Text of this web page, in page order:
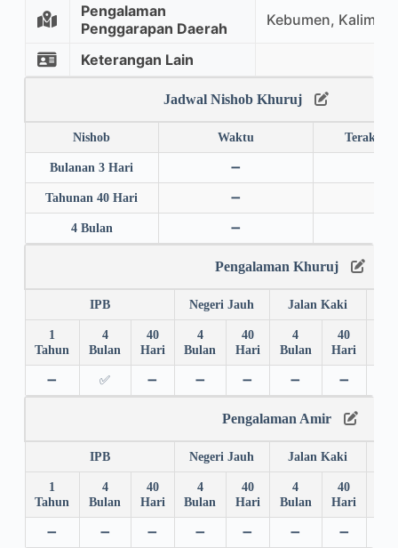
Pengalaman
Penggarapan Daerah
Kebumen,
Keterangan Lain
Jadwal Nishob Khuruj
Nishob Waktu Terakhir
Bulanan 3 Hari ➖
Tahunan 40 Hari ➖
4 Bulan ➖
Pengalaman Khuruj
IPB Negeri Jauh Jalan Kaki
1
Tahun
4
Bulan
40
Hari
4
Bulan
40
Hari
4
Bulan
40
Hari
➖ ✅ ➖ ➖ ➖ ➖ ➖
Pengalaman Amir
IPB Negeri Jauh Jalan Kaki
1
Tahun
4
Bulan
40
Hari
4
Bulan
40
Hari
4
Bulan
40
Hari
➖ ➖ ➖ ➖ ➖ ➖ ➖